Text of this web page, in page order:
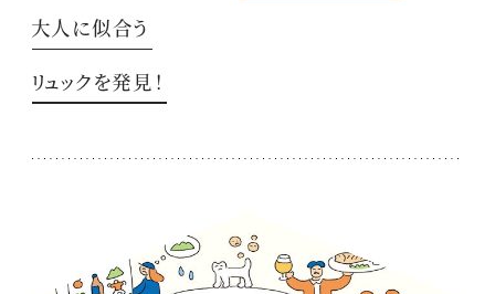
大人に似合う
リュックを発見！